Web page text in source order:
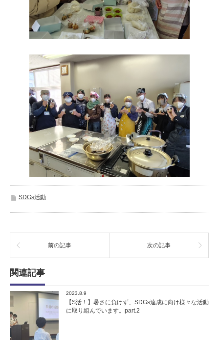
SDGs活動
前の記事 次の記事
関連記事
2023.8.9
【S活！】暑さに負けず、SDGs達成に向け様々な活動
に取り組んでいます。part.2